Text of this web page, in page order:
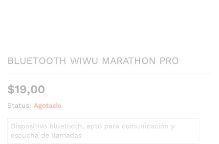
BLUETOOTH WIWU MARATHON PRO
$19,00
Status: Agotado
Dispositivo bluetooth, apto para comunicación y
escucha de llamadas